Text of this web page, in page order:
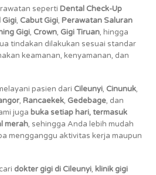
seperti Dental Check-Up
Gigi, Cabut Gigi, Perawatan Saluran
Gigi, Crown, Gigi Tiruan, hingga
tindakan dilakukan sesuai standar
keamanan, kenyamanan, dan
pasien dari Cileunyi, Cinunuk,
, Rancaekek, Gedebage, dan
juga buka setiap hari, termasuk
merah, sehingga Anda lebih mudah
mengganggu aktivitas kerja maupun
dokter gigi di Cileunyi, klinik gigi